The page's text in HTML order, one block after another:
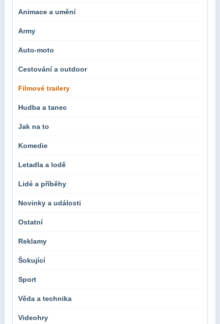
Animace a umění
Army
Auto-moto
Cestování a outdoor
Filmové trailery
Hudba a tanec
Jak na to
Komedie
Letadla a lodě
Lidé a příběhy
Novinky a události
Ostatní
Reklamy
Šokující
Sport
Věda a technika
Videohry